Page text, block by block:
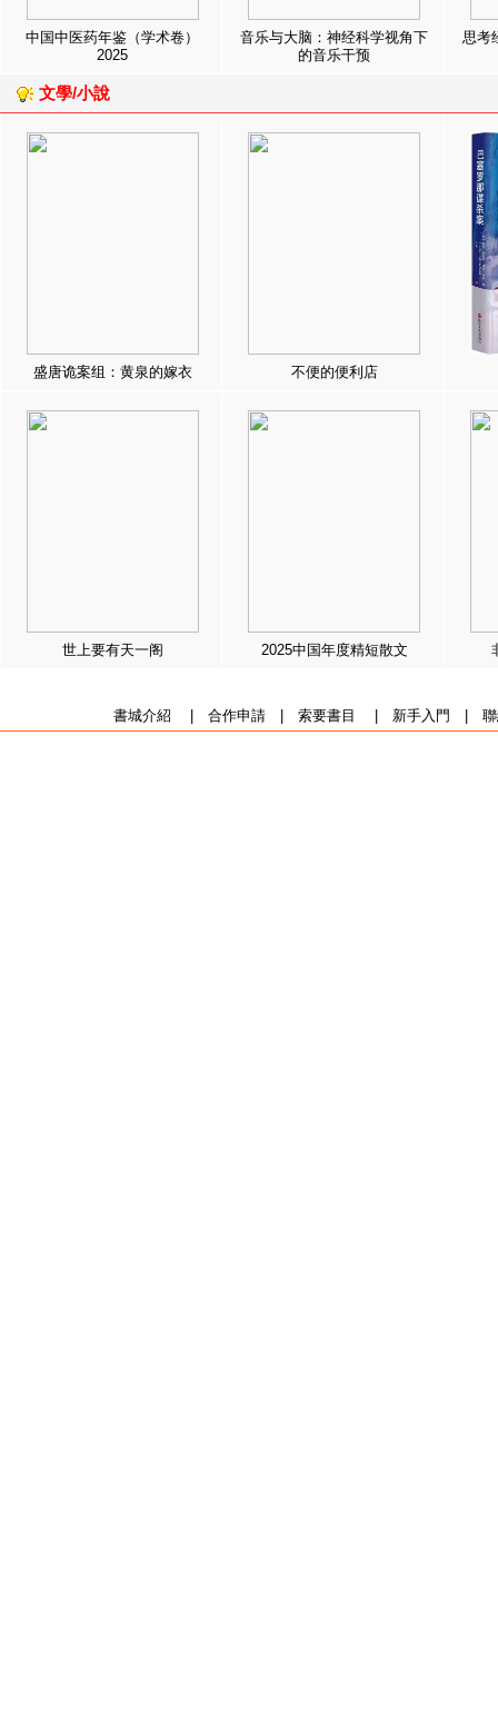
中国中医药年鉴（学术卷）
2025
音乐与大脑：神经科学视角下
的音乐干预
思考
文學/小說
盛唐诡案组：黄泉的嫁衣 不便的便利店
世上要有天一阁 2025中国年度精短散文
書城介紹 合作申請| 索要書目 新手入門